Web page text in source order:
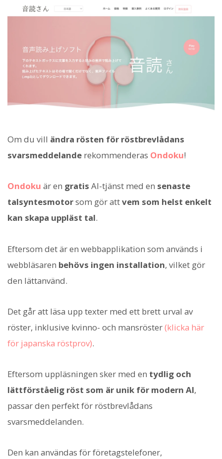
Om du vill ändra rösten för röstbrevlådans
svarsmeddelande rekommenderas Ondoku!
Ondoku är en gratis AI-tjänst med en senaste
talsyntesmotorsom gör attvem som helst enkelt
kan skapa uppläst tal.
Eftersom det är en webbapplikation som används i
webbläsaren behövs ingen installation, vilket gör
den lättanvänd.
Det går att läsa upp texter med ett brett urval av
röster, inklusive kvinno- och mansröster(klicka här
för japanska röstprov).
Eftersom uppläsningen sker med en tydlig och
lättförståelig röst som är unik för modern AI,
passar den perfekt för röstbrevlådans
svarsmeddelanden.
Den kan användas för företagstelefoner,